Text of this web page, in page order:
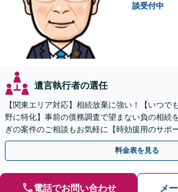
談受付中
遺言執行者の選任
【関東エリア対応】相続放棄に強い！【いつで
野に特化】事前の債務調査で望まない負の相続
ぎの案件のご相談もお気軽に【時効援用のサポ
利用可】【休日電話相談可能】
料金表を見る
電話でお問い合わせ メ